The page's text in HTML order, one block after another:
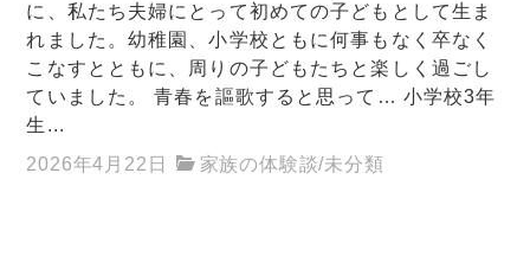
に、私たち夫婦にとって初めての子どもとして生ま
れました。幼稚園、小学校ともに何事もなく卒なく
こなすとともに、周りの子どもたちと楽しく過ごし
ていました。 青春を謳歌すると思って… 小学校3年
生...
2026年4月22日
家族の体験談/未分類